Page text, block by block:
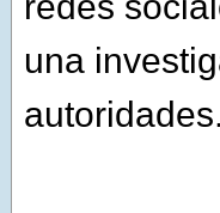
una
autoridades.